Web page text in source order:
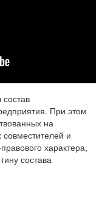
состав
При этом
на
и
характера,
состава